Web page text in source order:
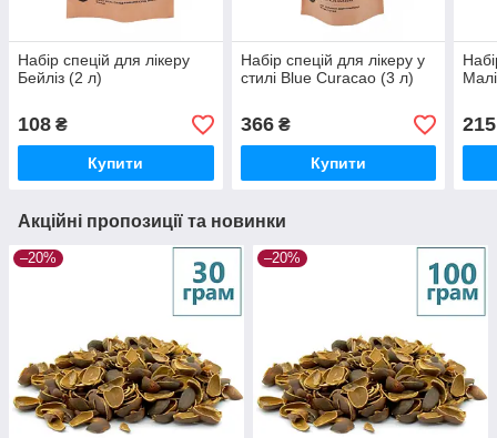
Набір спецій для лікеру
Бейліз (2 л)
108 ₴
Купити
Набір спецій для лікеру у
стилі Blue Curacao (3 л)
366₴
Купити
215
Акційні пропозиції та новинки
–20% –20%